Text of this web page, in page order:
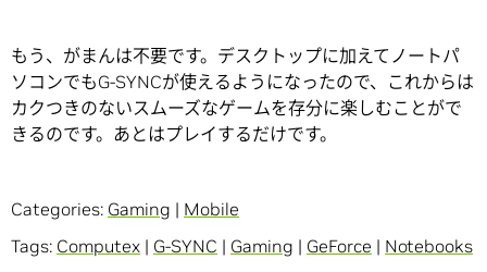
もう、がまんは不要です。デスクトップに加えてノートパ
ソコンでもG-SYNCが使えるようになったので、これからは
カクつきのないスムーズなゲームを存分に楽しむことがで
きるのです。あとはプレイするだけです。
Categories: Gaming | Mobile
Tags: Computex | G-SYNC | Gaming | GeForce | Notebooks